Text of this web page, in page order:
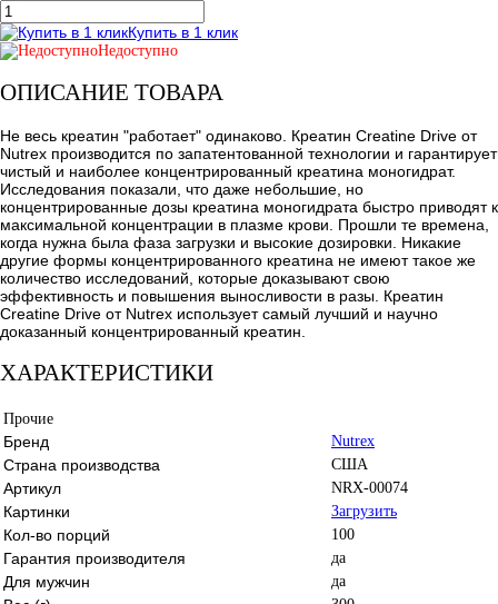
Купить в 1 клик
Недоступно
ОПИСАНИЕ ТОВАРА
Не весь креатин "работает" одинаково. Креатин Creatine Drive от
Nutrex производится по запатентованной технологии и гарантирует
чистый и наиболее концентрированный креатина моногидрат.
Исследования показали, что даже небольшие, но
концентрированные дозы креатина моногидрата быстро приводят к
максимальной концентрации в плазме крови. Прошли те времена,
когда нужна была фаза загрузки и высокие дозировки. Никакие
другие формы концентрированного креатина не имеют такое же
количество исследований, которые доказывают свою
эффективность и повышения выносливости в разы. Креатин
Creatine Drive от Nutrex использует самый лучший и научно
доказанный концентрированный креатин.
ХАРАКТЕРИСТИКИ
Прочие
Бренд Nutrex
Страна производства США
Артикул NRX-00074
Картинки Загрузить
Кол-во порций 100
Гарантия производителя да
Для мужчин да